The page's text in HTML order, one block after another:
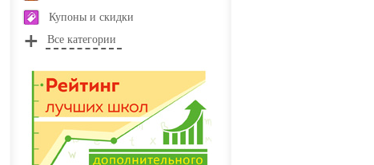
Купоны и скидки
Все категории